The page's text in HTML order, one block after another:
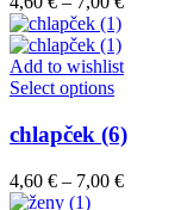
Možnosti
si
môžete
vybrať
na
stránke
produktu.
through
Add to wishlist
Select optionsTento
má
viacero
variantov.
Možnosti
chlapček (6)
4,60 € – 7,00 €Price